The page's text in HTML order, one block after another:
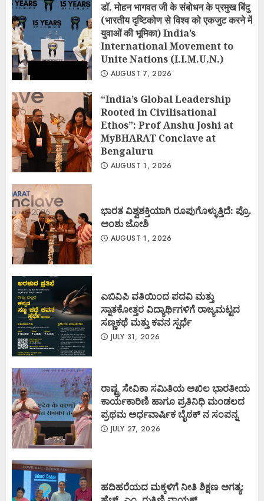
डॉ. मोहन भागवत जी के संबोधन के प्रमुख बिंदु
(भारतीय दृष्टिकोण से विश्व को एकजुट करने में
युवाओं की भूमिका) India’s
International Movement to
Unite Nations (I.I.M.U.N.)
AUGUST 7, 2026
“India’s Global Leadership
Rooted in Civilisational
Ethos”: Prof Anshu Joshi at
MyBHARAT Conclave at
Bengaluru
AUGUST 1, 2026
ಭಾರತ ವಿಶ್ವಶಕ್ತಿಯಾಗಿ ರೂಪುಗೊಳ್ಳುತ್ತಿದೆ: ಪ್ರೊ.
ಅಂಶು ಜೋಶಿ
AUGUST 1, 2026
ಎಬಿವಿಪಿ ವತಿಯಿಂದ ಪದವಿ ಮತ್ತು
ಸ್ನಾತಕೋತ್ತರ ವಿದ್ಯಾರ್ಥಿಗಳಿಗೆ ರಾಜ್ಯಮಟ್ಟದ
ಸಣ್ಣಕಥೆ ಮತ್ತು ಕವನ ಸ್ಪರ್ಧೆ
JULY 31, 2026
ರಾಷ್ಟ್ರ ಸೇವಿಕಾ ಸಮಿತಿಯ ಅಖಿಲ ಭಾರತೀಯ
ಕಾರ್ಯಕಾರಿಣಿ ಹಾಗೂ ಪ್ರತಿನಿಧಿ ಮಂಡಲದ
ಪ್ರಥಮ ಅರ್ಧವಾರ್ಷಿಕ ಬೈಠಕ್ ನ ಸಂಪನ್ನ
JULY 27, 2026
ಹದಿಹರೆಯದ ಮಕ್ಕಳಿಗೆ ನೀತಿ ಶಿಕ್ಷಣ ಅಗತ್ಯ: